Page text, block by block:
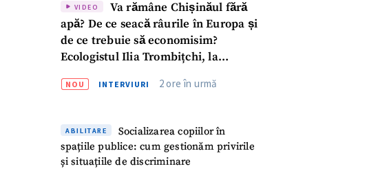
VIDEO
Va rămâne Chișinăul fără
apă? De ce seacă râurile în Europa și
de ce trebuie să economisim?
Ecologistul Ilia Trombițchi, la
NOU INTERVIURI 2 ore în urmă
ABILITARE
Socializarea copiilor în
spațiile publice: cum gestionăm privirile
și situațiile de discriminare
+ Numele meu
+ Emailul meu